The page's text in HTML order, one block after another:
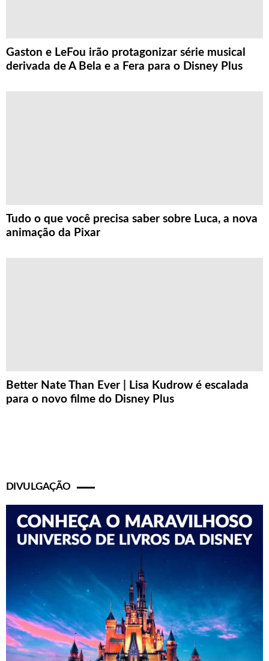
Gaston e LeFou irão protagonizar série musical
derivada de A Bela e a Fera para o Disney Plus
Tudo o que você precisa saber sobre Luca, a nova
animação da Pixar
Better Nate Than Ever | Lisa Kudrow é escalada
para o novo filme do Disney Plus
DIVULGAÇÃO